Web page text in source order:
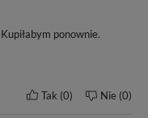
Ciebie.
ponownie.
Tak 0 Nie 0